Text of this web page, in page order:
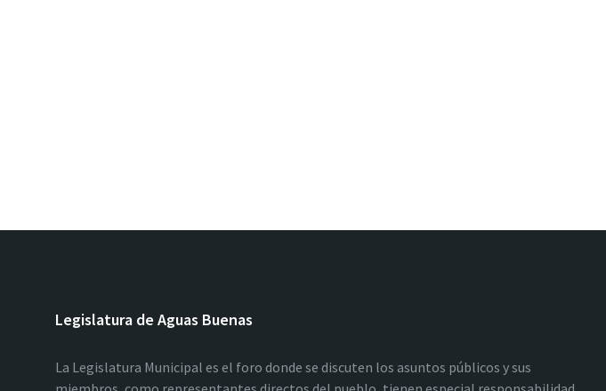
Legislatura de Aguas Buenas
La Legislatura Municipal es el foro donde se discuten los asuntos públicos y sus